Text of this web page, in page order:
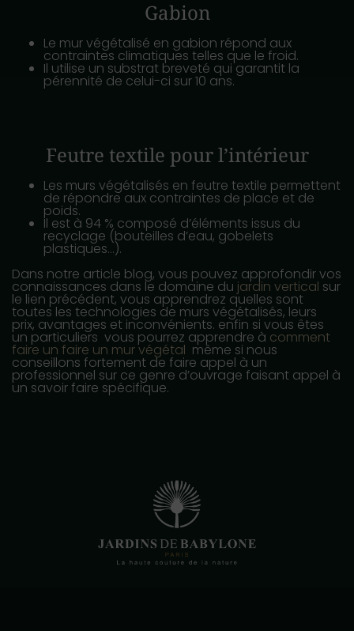
Gabion
Le mur végétalisé en gabion répond aux
contraintes climatiques telles que le froid.
Il utilise un substrat breveté qui garantit la
pérennité de celui-ci sur 10 ans.
Feutre textile pour l’intérieur
Les murs végétalisés en feutre textile permettent
de répondre aux contraintes de place et de
poids.
Il est à 94 % composé d’éléments issus du
recyclage (bouteilles d’eau, gobelets
plastiques…).
Dans notre article blog, vous pouvez approfondir vos
connaissances dans le domaine du jardin vertical sur
le lien précédent, vous apprendrez quelles sont
toutes les technologies de murs végétalisés, leurs
prix, avantages et inconvénients. enfin si vous êtes
un particuliers vous pourrez apprendre à comment
faire un faire un mur végétal même si nous
conseillons fortement de faire appel à un
professionnel sur ce genre d’ouvrage faisant appel à
un savoir faire spécifique.